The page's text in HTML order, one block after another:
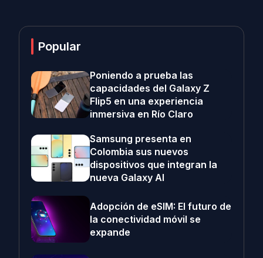
Popular
Poniendo a prueba las
capacidades del Galaxy Z
Flip5 en una experiencia
inmersiva en Río Claro
Samsung presenta en
Colombia sus nuevos
dispositivos que integran la
nueva Galaxy AI
Adopción de eSIM: El futuro de
la conectividad móvil se
expande